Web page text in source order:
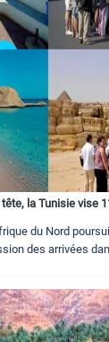
la Tunisie vise
du Nord
des arrivées